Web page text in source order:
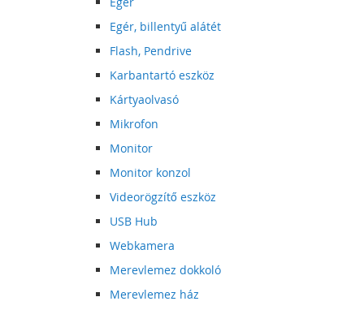
Egér, billentyű alátét
Flash, Pendrive
Karbantartó eszköz
Kártyaolvasó
Mikrofon
Monitor
Monitor konzol
Videorögzítő eszköz
USB Hub
Webkamera
Merevlemez dokkoló
Merevlemez ház